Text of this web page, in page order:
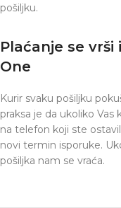
pošiljku.
Plaćanje se
One
Kurir svaku pošiljku
praksa je da ukoliko Vas
na telefon koji ste
novi termin isporuke.
pošiljka nam se vraća.